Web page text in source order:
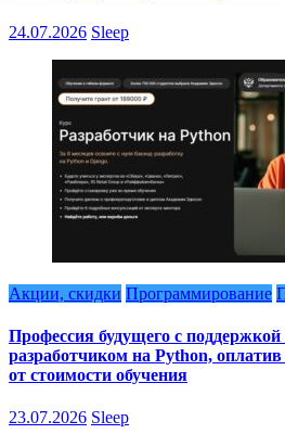
24.07.2026 Sleep
Акции, скидки Программирование
Профессия будущего с поддержкой
разработчиком на Python,
от стоимости обучения
23.07.2026 Sleep